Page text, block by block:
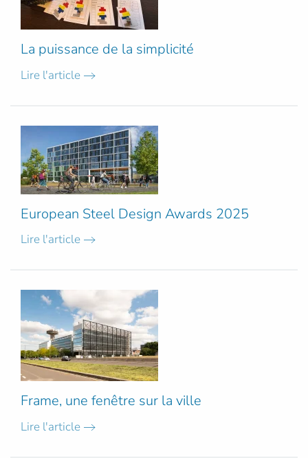
La puissance de la simplicité
Lire l'article
European Steel Design Awards 2025
Lire l'article
Frame, une fenêtre sur la ville
Lire l'article